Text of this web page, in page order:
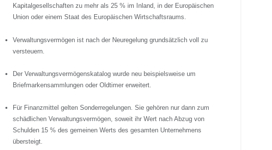
Kapitalgesellschaften zu mehr als 25 % im Inland, in der Europäischen
Union oder einem Staat des Europäischen Wirtschaftsraums.
Verwaltungsvermögen ist nach der Neuregelung grundsätzlich voll zu
versteuern.
Der Verwaltungsvermögenskatalog wurde neu beispielsweise um
Briefmarkensammlungen oder Oldtimer erweitert.
Für Finanzmittel gelten Sonderregelungen. Sie gehören nur dann zum
schädlichen Verwaltungsvermögen, soweit ihr Wert nach Abzug von
Schulden 15 % des gemeinen Werts des gesamten Unternehmens
übersteigt.